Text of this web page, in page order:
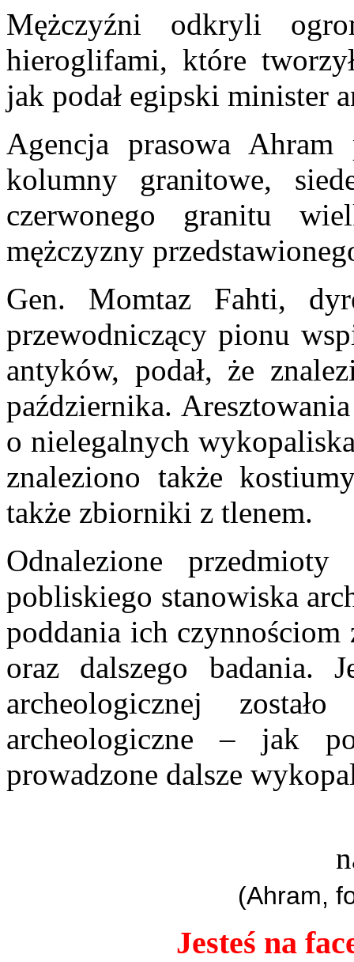
Mężczyźni odkryli
hieroglifami, które
jak podał egipski minister
Agencja prasowa
kolumny granitowe,
czerwonego granitu
mężczyzny
Gen. Momtaz Fahti,
przewodniczący pionu
antyków, podał, że
października.
o nielegalnych
znaleziono także
także zbiorniki z tlenem.
Odnalezione przedmioty
pobliskiego stanowiska
poddania ich
oraz dalszego badania.
archeologicznej
archeologiczne – jak
prowadzone dalsze
(Ahram,
Jesteś na